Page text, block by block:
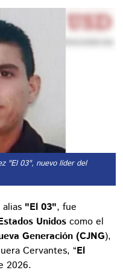
"El 03", nuevo líder del
alias "El 03", fue
Unidos como el
Generación (CJNG),
Cervantes, “El
2026.